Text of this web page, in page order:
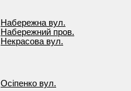
Набережна вул.
Набережний пров.
Некрасова вул.
Осіпенко вул.